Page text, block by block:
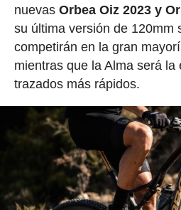
nuevas Orbea Oiz 2023 y
su última versión de 120mm
competirán en la gran
mientras que la Alma será la
trazados más rápidos.